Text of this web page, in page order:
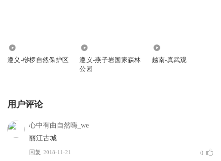
遵义-桫椤自然保护区
遵义-燕子岩国家森林
公园
越南-真武观
用户评论
心中有曲自然嗨_we
丽江古城
回复 2018-11-21 0